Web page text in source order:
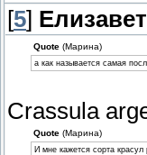
[5]
Quote(Марина)
а как называется самая
Crassula
Quote(Марина)
И мне кажется сорта